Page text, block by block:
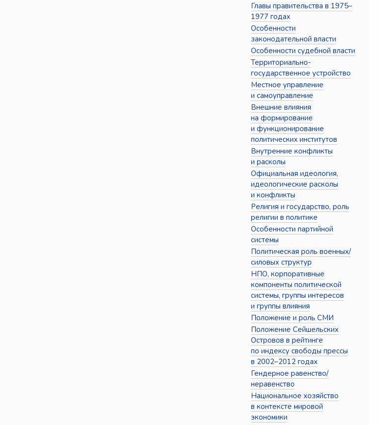
Главы правительства в 1975–
1977 годах
Особенности
законодательной власти
Особенности судебной власти
Территориально-
государственное устройство
Местное управление
и самоуправление
Внешние влияния
на формирование
и функционирование
политических институтов
Внутренние конфликты
и расколы
Официальная идеология,
идеологические расколы
и конфликты
Религия и государство, роль
религии в политике
Особенности партийной
системы
Политическая роль военных/
силовых структур
НПО, корпоративные
компоненты политической
системы, группы интересов
и группы влияния
Положение и роль СМИ
Положение Сейшельских
Островов в рейтинге
по индексу свободы прессы
в 2002–2012 годах
Гендерное равенство/
неравенство
Национальное хозяйство
в контексте мировой
экономики